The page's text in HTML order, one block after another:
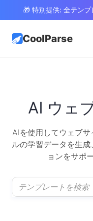
🎁 特別提供: 全テンプ
CoolParse
AI ウェ
AIを使用してウェブ
ルの学習データを生
ョンをサポ